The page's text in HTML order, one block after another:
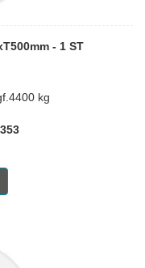
- 1 ST
kg